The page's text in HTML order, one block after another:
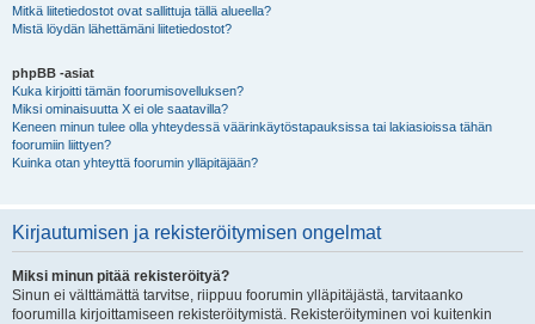
Mitkä liitetiedostot ovat sallittuja tällä alueella?
Mistä löydän lähettämäni liitetiedostot?
phpBB -asiat
Kuka kirjoitti tämän foorumisovelluksen?
Miksi ominaisuutta X ei ole saatavilla?
Keneen minun tulee olla yhteydessä väärinkäytöstapauksissa tai lakiasioissa tähän
foorumiin liittyen?
Kuinka otan yhteyttä foorumin ylläpitäjään?
Kirjautumisen ja rekisteröitymisen ongelmat
Miksi minun pitää rekisteröityä?
Sinun ei välttämättä tarvitse, riippuu foorumin ylläpitäjästä, tarvitaanko
foorumilla kirjoittamiseen rekisteröitymistä. Rekisteröityminen voi kuitenkin